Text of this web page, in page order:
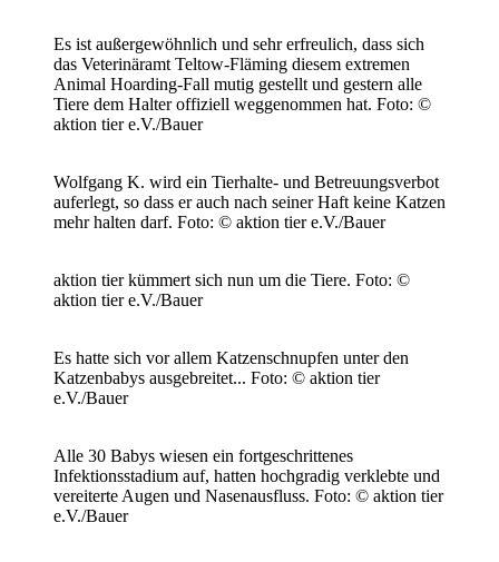
Es ist außergewöhnlich und sehr erfreulich, dass sich
das Veterinäramt Teltow-Fläming diesem extremen
Animal Hoarding-Fall mutig gestellt und gestern alle
Tiere dem Halter offiziell weggenommen hat. Foto: ©
aktion tier e.V./Bauer
Wolfgang K. wird ein Tierhalte- und Betreuungsverbot
auferlegt, so dass er auch nach seiner Haft keine Katzen
mehr halten darf. Foto: © aktion tier e.V./Bauer
aktion tier kümmert sich nun um die Tiere. Foto: ©
aktion tier e.V./Bauer
Es hatte sich vor allem Katzenschnupfen unter den
Katzenbabys ausgebreitet... Foto: © aktion tier
e.V./Bauer
Alle 30 Babys wiesen ein fortgeschrittenes
Infektionsstadium auf, hatten hochgradig verklebte und
vereiterte Augen und Nasenausfluss. Foto: © aktion tier
e.V./Bauer